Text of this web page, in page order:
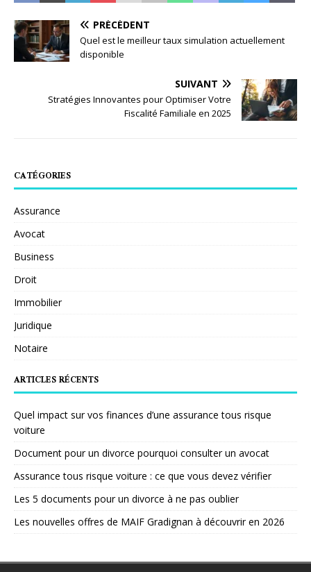
PRÉCÉDENT
Quel est le meilleur taux simulation actuellement
disponible
SUIVANT
Stratégies Innovantes pour Optimiser Votre
Fiscalité Familiale en 2025
CATÉGORIES
Assurance
Avocat
Business
Droit
Immobilier
Juridique
Notaire
ARTICLES RÉCENTS
Quel impact sur vos finances d’une assurance tous risque
voiture
Document pour un divorce pourquoi consulter un avocat
Assurance tous risque voiture : ce que vous devez vérifier
Les 5 documents pour un divorce à ne pas oublier
Les nouvelles offres de MAIF Gradignan à découvrir en 2026